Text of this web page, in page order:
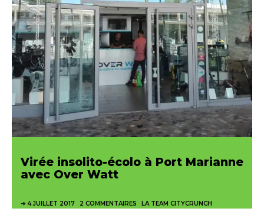
Virée insolito-écolo à Port Marianne
avec Over Watt
4 JUILLET 2017 2 COMMENTAIRES LA TEAM CITYCRUNCH